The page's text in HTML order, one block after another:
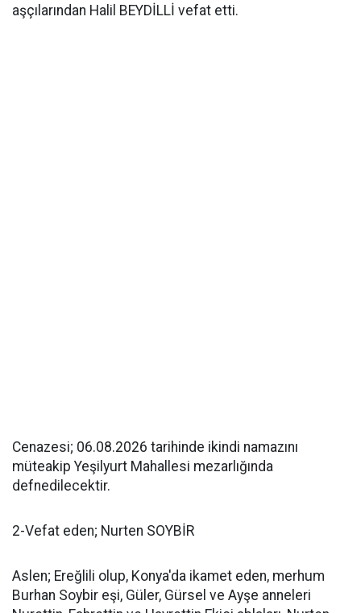
aşçılarından Halil BEYDİLLİ vefat etti.
Cenazesi; 06.08.2026 tarihinde ikindi namazını
müteakip Yeşilyurt Mahallesi mezarlığında
defnedilecektir.
2-Vefat eden; Nurten SOYBİR
Aslen; Ereğlili olup, Konya'da ikamet eden, merhum
Burhan Soybir eşi, Güler, Gürsel ve Ayşe anneleri